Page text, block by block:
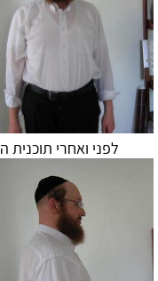
לפני ואחרי תוכנית